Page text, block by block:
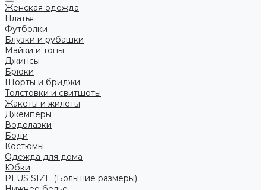
Женская одежда
Платья
Футболки
Блузки и рубашки
Майки и топы
Джинсы
Брюки
Шорты и бриджи
Толстовки и свитшоты
Жакеты и жилеты
Джемперы
Водолазки
Боди
Костюмы
Одежда для дома
Юбки
PLUS SIZE (Большие размеры)